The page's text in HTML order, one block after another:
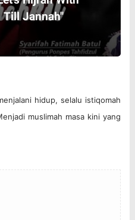
Jannah"
hidup, selalu istiqomah
muslimah masa kini yang